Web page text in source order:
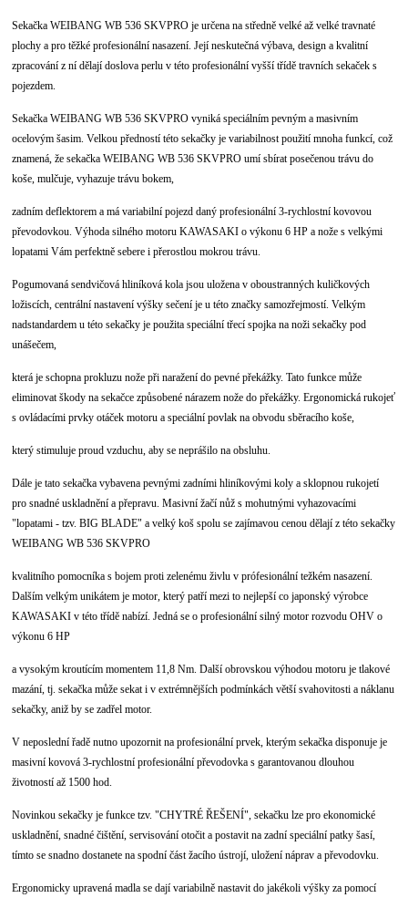
Sekačka WEIBANG WB 536 SKVPRO je určena na středně velké až velké travnaté
plochy a pro těžké profesionální nasazení. Její neskutečná výbava, design a kvalitní
zpracování z ní dělají doslova perlu v této profesionální vyšší třídě travních sekaček s
pojezdem.
Sekačka WEIBANG WB 536 SKVPRO vyniká speciálním pevným a masivním
ocelovým šasim. Velkou předností této sekačky je variabilnost použití mnoha funkcí, což
znamená, že sekačka WEIBANG WB 536 SKVPRO umí sbírat posečenou trávu do
koše, mulčuje, vyhazuje trávu bokem,
zadním deflektorem a má variabilní pojezd daný profesionální 3-rychlostní kovovou
převodovkou. Výhoda silného motoru KAWASAKI o výkonu 6 HP a nože s velkými
lopatami Vám perfektně sebere i přerostlou mokrou trávu.
Pogumovaná sendvičová hliníková kola jsou uložena v oboustranných kuličkových
ložiscích, centrální nastavení výšky sečení je u této značky samozřejmostí. Velkým
nadstandardem u této sekačky je použita speciální třecí spojka na noži sekačky pod
unášečem,
která je schopna prokluzu nože při naražení do pevné překážky. Tato funkce může
eliminovat škody na sekačce způsobené nárazem nože do překážky. Ergonomická rukojeť
s ovládacími prvky otáček motoru a speciální povlak na obvodu sběracího koše,
který stimuluje proud vzduchu, aby se neprášilo na obsluhu.
Dále je tato sekačka vybavena pevnými zadními hliníkovými koly a sklopnou rukojetí
pro snadné uskladnění a přepravu. Masivní žačí nůž s mohutnými vyhazovacími
"lopatami - tzv. BIG BLADE" a velký koš spolu se zajímavou cenou dělají z této sekačky
WEIBANG WB 536 SKVPRO
kvalitního pomocníka s bojem proti zelenému živlu v prófesionální težkém nasazení.
Dalším velkým unikátem je motor, který patří mezi to nejlepší co japonský výrobce
KAWASAKI v této třídě nabízí. Jedná se o profesionální silný motor rozvodu OHV o
výkonu 6 HP
a vysokým kroutícím momentem 11,8 Nm. Další obrovskou výhodou motoru je tlakové
mazání, tj. sekačka může sekat i v extrémnějších podmínkách větší svahovitosti a náklanu
sekačky, aniž by se zadřel motor.
V neposlední řadě nutno upozornit na profesionální prvek, kterým sekačka disponuje je
masivní kovová 3-rychlostní profesionální převodovka s garantovanou dlouhou
životností až 1500 hod.
Novinkou sekačky je funkce tzv. "CHYTRÉ ŘEŠENÍ", sekačku lze pro ekonomické
uskladnění, snadné čištění, servisování otočit a postavit na zadní speciální patky šasí,
tímto se snadno dostanete na spodní část žacího ústrojí, uložení náprav a převodovku.
Ergonomicky upravená madla se dají variabilně nastavit do jakékoli výšky za pomocí